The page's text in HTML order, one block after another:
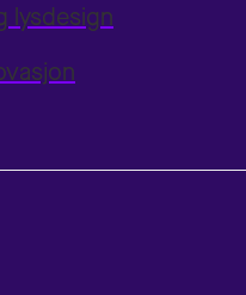
lysdesign